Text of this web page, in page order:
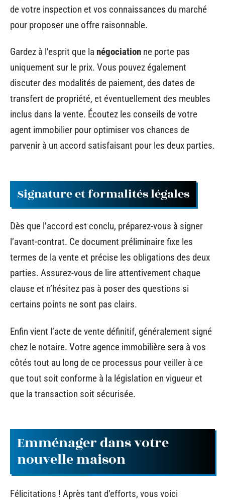
de votre inspection et vos connaissances du marché
pour proposer une offre raisonnable.
Gardez à l’esprit que la négociation ne porte pas
uniquement sur le prix. Vous pouvez également
discuter des modalités de paiement, des dates de
transfert de propriété, et éventuellement des meubles
inclus dans la vente. Écoutez les conseils de votre
agent immobilier pour optimiser vos chances de
parvenir à un accord satisfaisant pour les deux parties.
Signature et formalités légales
Dès que l’accord est conclu, préparez-vous à signer
l’avant-contrat. Ce document préliminaire fixe les
termes de la vente et précise les obligations des deux
parties. Assurez-vous de lire attentivement chaque
clause et n’hésitez pas à poser des questions si
certains points ne sont pas clairs.
Enfin vient l’acte de vente définitif, généralement signé
chez le notaire. Votre agence immobilière sera à vos
côtés tout au long de ce processus pour veiller à ce
que tout soit conforme à la législation en vigueur et
que la transaction soit sécurisée.
Emménager dans votre
nouvelle maison
Félicitations ! Après tant d’efforts, vous voici